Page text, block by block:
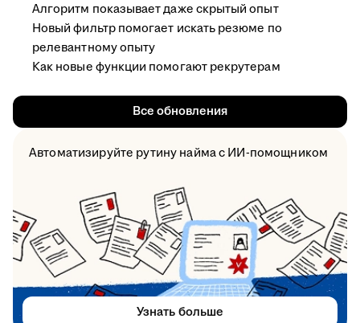
Алгоритм показывает даже скрытый опыт
Новый фильтр помогает искать резюме по
релевантному опыту
Как новые функции помогают рекрутерам
Все обновления
Автоматизируйте рутину найма с ИИ-помощником
Узнать больше